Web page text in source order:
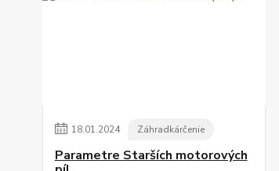
18.01.2024 Záhradkárčenie
Parametre Starších motorových